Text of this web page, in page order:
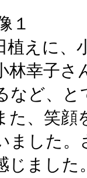
えに、
林幸子さ
など、
た、笑顔
ました
じました